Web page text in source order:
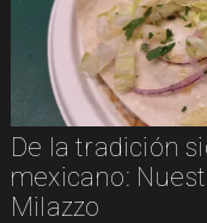
la tradición